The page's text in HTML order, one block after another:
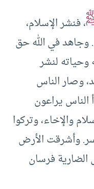
، فنشر الإسلام،
وجاهد في الله حق
لنشر
وصار الناس
الناس يراعون
والإخاء، وتركوا
وأشرقت الأرض
فرسان